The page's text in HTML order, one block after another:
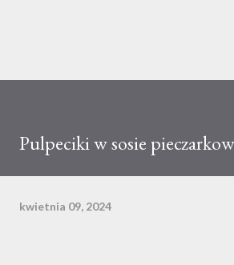
Pulpeciki w sosie
kwietnia 09, 2024